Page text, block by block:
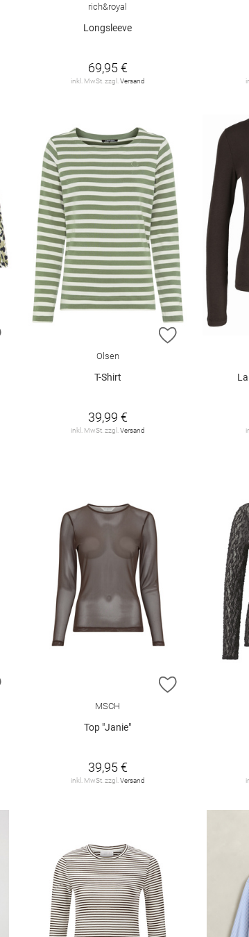
rich&royal
Longsleeve
69,95 €
inkl. MwSt. zzgl. Versand
ZUR WUNSCHLISTE HINZUFÜGEN ZUR
Olsen
T-Shirt
39,99 €
inkl. MwSt. zzgl. Versand
ZUR WUNSCHLISTE HINZUFÜGEN ZUR
MSCH
Top "Janie"
39,95 €
inkl. MwSt. zzgl. Versand